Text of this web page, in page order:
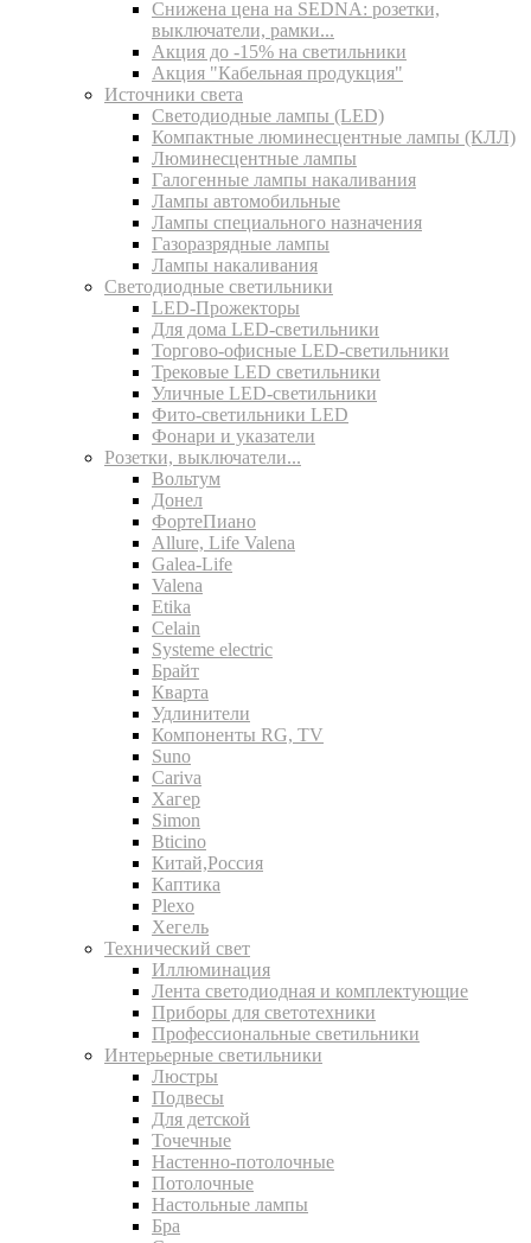
Cнижена цена на SEDNA: розетки,
выключатели, рамки...
Акция до -15% на светильники
Акция "Кабельная продукция"
Источники света
Светодиодные лампы (LED)
Компактные люминесцентные лампы (КЛЛ)
Люминесцентные лампы
Галогенные лампы накаливания
Лампы автомобильные
Лампы специального назначения
Газоразрядные лампы
Лампы накаливания
Светодиодные светильники
LED-Прожекторы
Для дома LED-светильники
Торгово-офисные LED-светильники
Трековые LED светильники
Уличные LED-светильники
Фито-светильники LED
Фонари и указатели
Розетки, выключатели...
Вольтум
Донел
ФортеПиано
Allure, Life Valena
Galea-Life
Valena
Etika
Celain
Systeme electric
Брайт
Кварта
Удлинители
Компоненты RG, TV
Suno
Cariva
Хагер
Simon
Bticino
Китай,Россия
Каптика
Plexo
Хегель
Технический свет
Иллюминация
Лента светодиодная и комплектующие
Приборы для светотехники
Профессиональные светильники
Интерьерные светильники
Люстры
Подвесы
Для детской
Точечные
Настенно-потолочные
Потолочные
Настольные лампы
Бра